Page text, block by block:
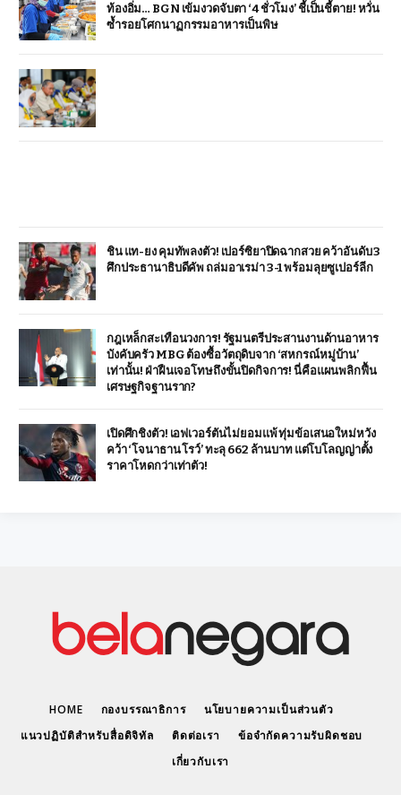
ท้องอิ่ม… BGN เข้มงวดจับตา ‘4 ชั่วโมง’ ชี้เป็นชี้ตาย! หวั่น
ซ้ำรอยโศกนาฏกรรมอาหารเป็นพิษ
ชิน แท-ยง คุมทัพลงตัว! เปอร์ซิยาปิดฉากสวย คว้าอันดับ 3
ศึกประธานาธิบดีคัพ ถล่มอาเรม่า 3-1 พร้อมลุยซูเปอร์ลีก
กฎเหล็กสะเทือนวงการ! รัฐมนตรีประสานงานด้านอาหาร
บังคับครัว MBG ต้องซื้อวัตถุดิบจาก ‘สหกรณ์หมู่บ้าน’
เท่านั้น! ฝ่าฝืนเจอโทษถึงขั้นปิดกิจการ! นี่คือแผนพลิกฟื้น
เศรษฐกิจฐานราก?
เปิดศึกชิงตัว! เอฟเวอร์ตันไม่ยอมแพ้ ทุ่มข้อเสนอใหม่หวัง
คว้า ‘โจนาธาน โรว์’ ทะลุ 662 ล้านบาท แต่โบโลญญ่าตั้ง
ราคาโหดกว่าเท่าตัว!
HOME กองบรรณาธิการ
นโยบายความเป็นส่วนตัว
แนวปฏิบัติสำหรับสื่อดิจิทัล
ติดต่อเรา
ข้อจำกัดความรับผิดชอบ
เกี่ยวกับเรา